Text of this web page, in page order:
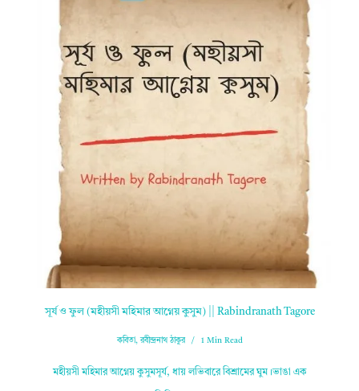
সূর্য ও ফুল (মহীয়সী মহিমার আগ্নেয় কুসুম) || Rabindranath Tagore
কবিতা,রবীন্দ্রনাথ ঠাকুর 1 Min Read
মহীয়সী মহিমার আগ্নেয় কুসুমসূর্য, ধায় লভিবারে বিশ্রামের ঘুম।ভাঙা এক